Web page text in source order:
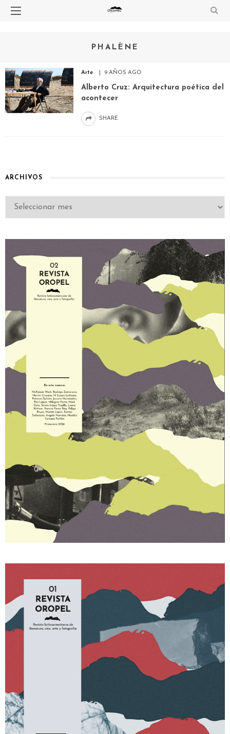
PHALÈNE
Arte 9 AÑOS AGO
Alberto Cruz: Arquitectura poética del
acontecer
SHARE
ARCHIVOS